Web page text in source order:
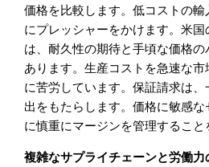
価格を比較します。低コストの
にプレッシャーをかけます。米
は、耐久性の期待と手頃な価格
あります。生産コストを急速な
に苦労しています。保証請求は
出をもたらします。価格に敏感
に慎重にマージンを管理すること
複雑なサプライチェーンと労働